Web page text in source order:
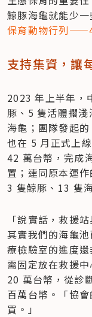
鯨豚海龜就能少一
保育動物行列
支持集資，讓
2023 年上半年，
豚、5 隻活體擱
海龜；團隊發起
也在 5 月正式上
42 萬台幣，完成
置；連同原本運
3 隻鯨豚、13 隻
「說實話，救援
其實我們的海龜
療檢驗室的進度
需固定放在救援
20 萬台幣，從診
百萬台幣。「協
買。」